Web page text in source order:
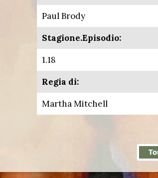
Paul Brody
Stagione.Episodio:
1.18
Regia di:
Martha Mitchell